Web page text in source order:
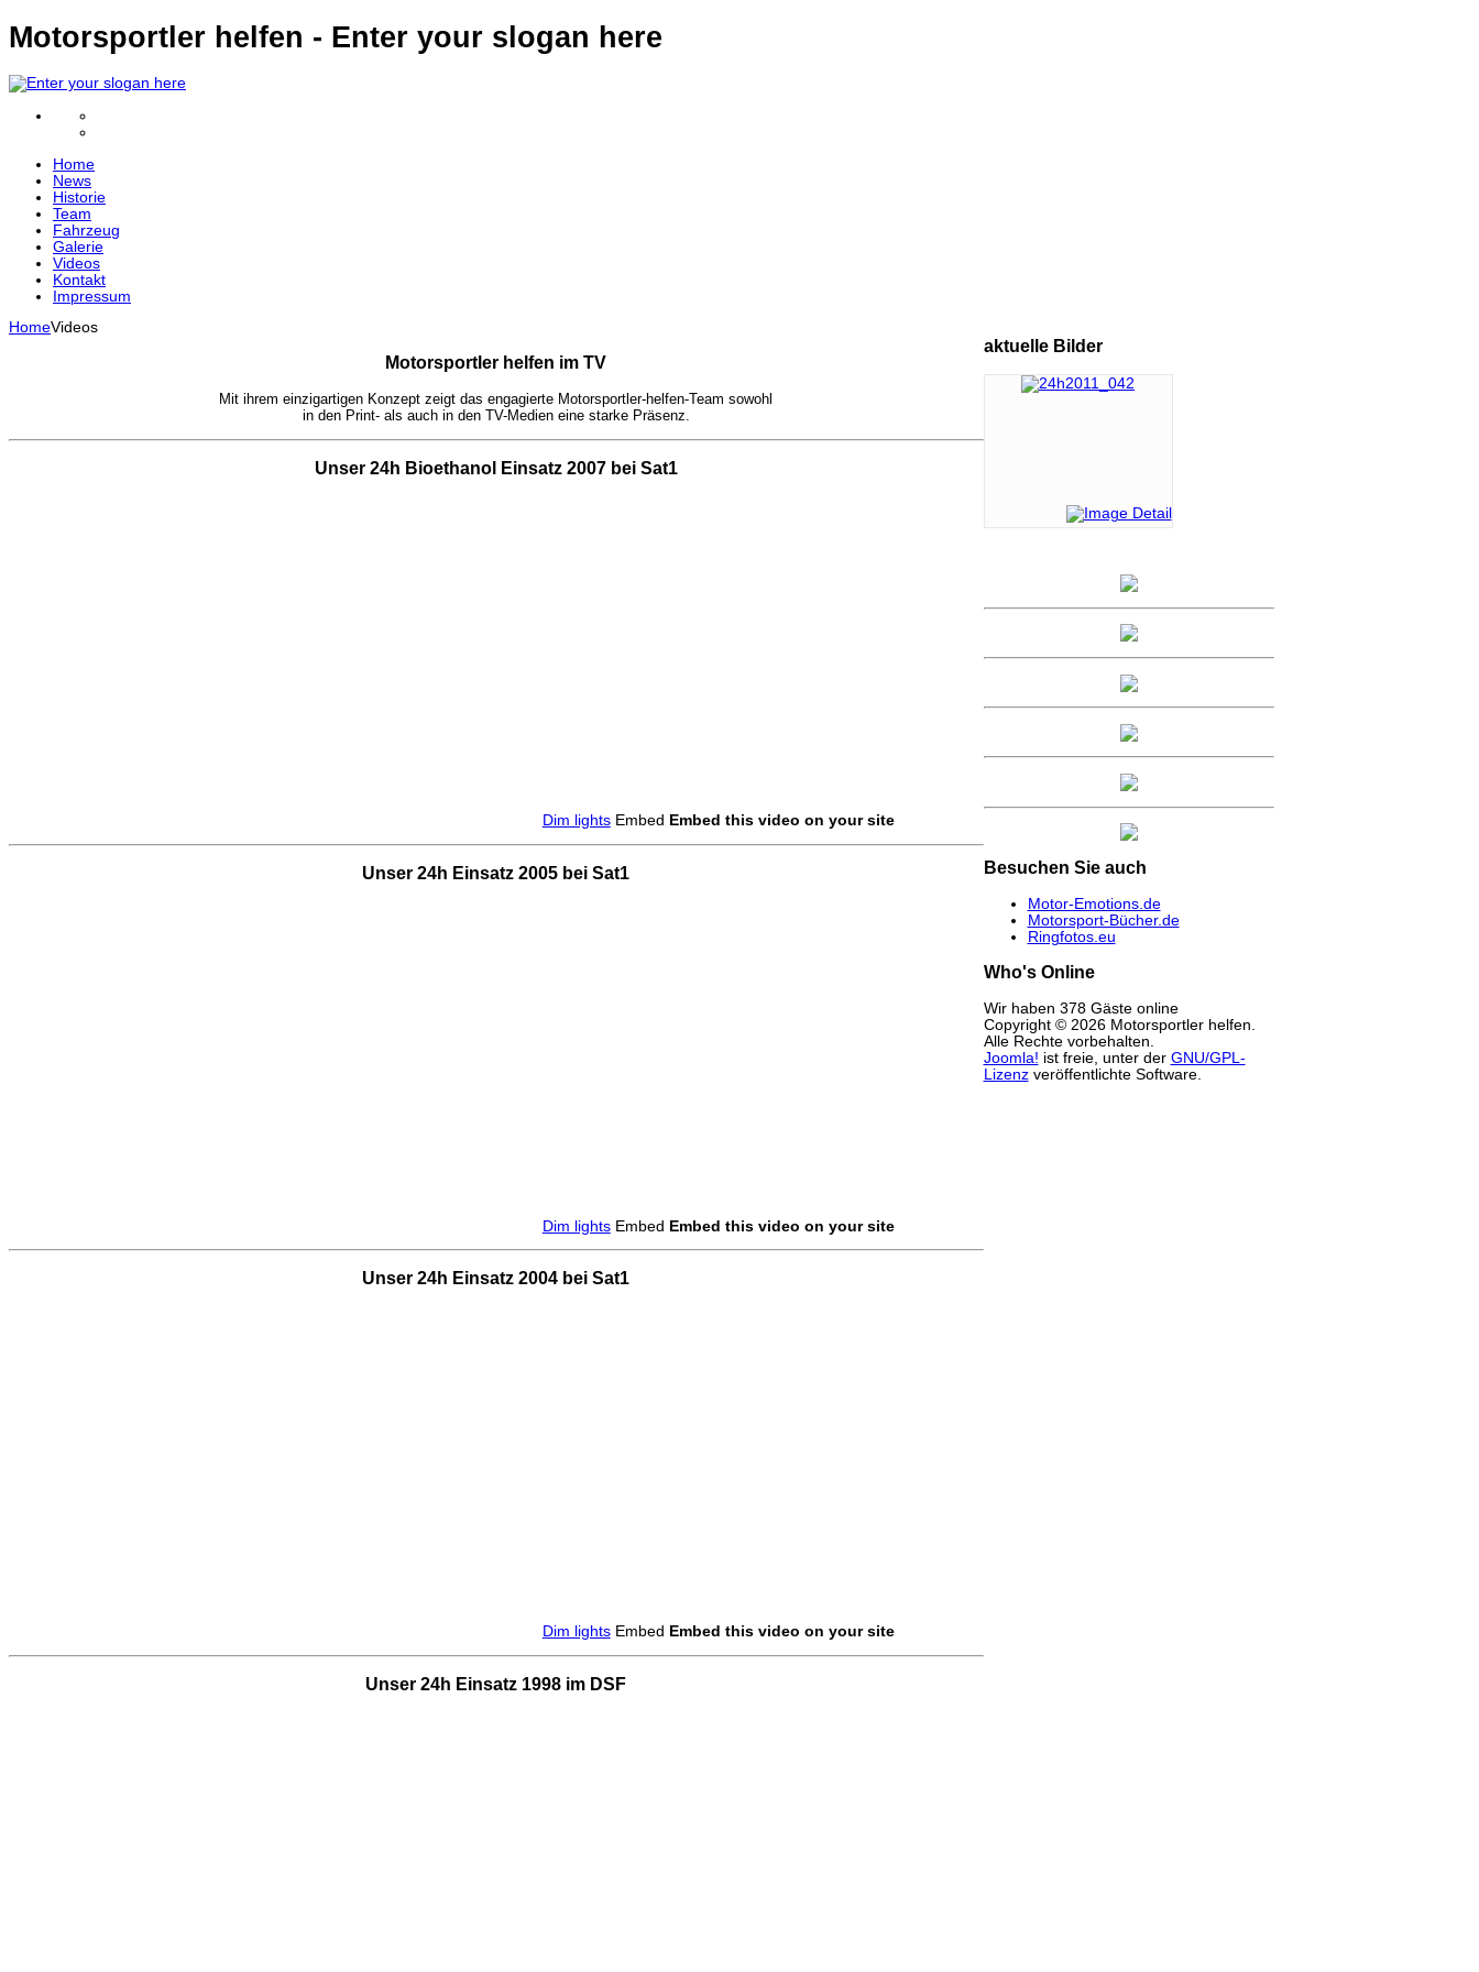
Motorsportler helfen - Enter your slogan here
Home
News
Historie
Team
Fahrzeug
Galerie
Videos
Kontakt
Impressum
HomeVideos
Motorsportler helfen im TV
Mit ihrem einzigartigen Konzept zeigt das engagierte Motorsportler-helfen-Team sowohl
in den Print- als auch in den TV-Medien eine starke Präsenz.
Unser 24h Bioethanol Einsatz 2007 bei Sat1
Dim lightsEmbed Embed this video on your site
Unser 24h Einsatz 2005 bei Sat1
Dim lightsEmbed Embed this video on your site
Unser 24h Einsatz 2004 bei Sat1
Dim lightsEmbed Embed this video on your site
Unser 24h Einsatz 1998 im DSF
aktuelleBilder
Besuchen Sie auch
Motor-Emotions.de
Motorsport-Bücher.de
Ringfotos.eu
Who'sOnline
Wir haben 378 Gäste online
Copyright © 2026 Motorsportler helfen.
Alle Rechte vorbehalten.
Joomla! ist freie, unter der GNU/GPL-
Lizenzveröffentlichte Software.